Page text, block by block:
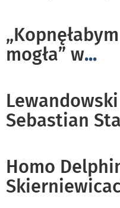
mogła” w...
Sebastian
Homo